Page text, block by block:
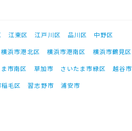
江東区 江戸川区 品川区
中野区
横浜市港北区 横浜市港南区 横浜市鶴見区
市南区 草加市 さいたま市緑区
越谷市
毛区 習志野市 浦安市